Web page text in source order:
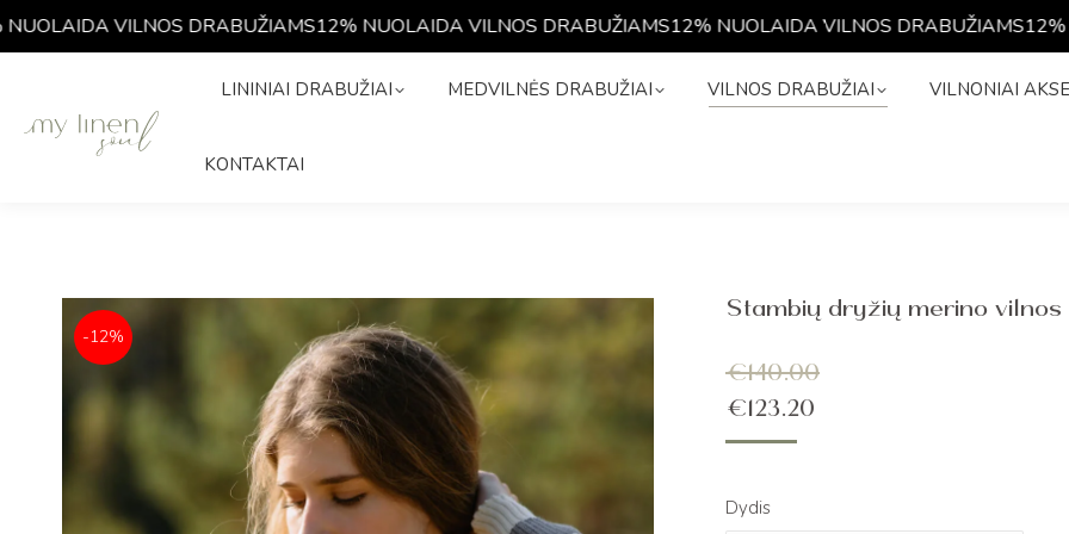
VILNOS DRABUŽIAMS12% NUOLAIDA VILNOS DRABUŽIAMS12% NUOLAIDA VILNOS DRABUŽIAMS12%
LININIAI DRABUŽIAI MEDVILNĖS DRABUŽIAI VILNOS DRABUŽIAI VILNONIAI
KONTAKTAI
-12%
Stambių dryžių merino
€140.00
€123.20
Dydis
LININIAI DRABUŽIAI MEDVILNĖS DRABUŽIAI VILNOS DRABUŽIAI VILNONIAI